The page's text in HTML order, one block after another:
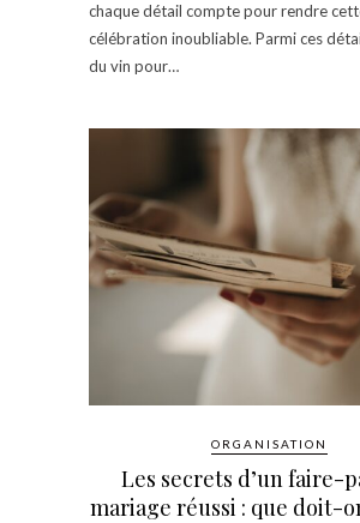
chaque détail compte pour rendre
célébration inoubliable. Parmi ces
du vin pour…
ORGANISATION
Les secrets d’un faire-
mariage réussi : que doit-